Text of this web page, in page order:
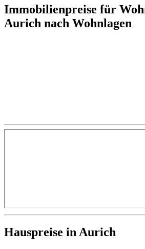
Immobilienpreise für
Aurich nach Wohnlagen
Hauspreise in Aurich